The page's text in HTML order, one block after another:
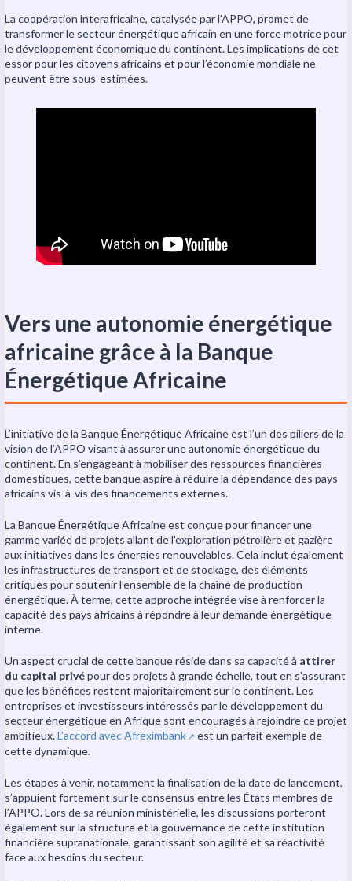
La coopération interafricaine, catalysée par l’APPO, promet de
transformer le secteur énergétique africain en une force motrice pour
le développement économique du continent. Les implications de cet
essor pour les citoyens africains et pour l’économie mondiale ne
peuvent être sous-estimées.
Vers une autonomie énergétique
africaine grâce à la Banque
Énergétique Africaine
L’initiative de la Banque Énergétique Africaine est l’un des piliers de la
vision de l’APPO visant à assurer une autonomie énergétique du
continent. En s’engageant à mobiliser des ressources financières
domestiques, cette banque aspire à réduire la dépendance des pays
africains vis-à-vis des financements externes.
La Banque Énergétique Africaine est conçue pour financer une
gamme variée de projets allant de l’exploration pétrolière et gazière
aux initiatives dans les énergies renouvelables. Cela inclut également
les infrastructures de transport et de stockage, des éléments
critiques pour soutenir l’ensemble de la chaîne de production
énergétique. À terme, cette approche intégrée vise à renforcer la
capacité des pays africains à répondre à leur demande énergétique
interne.
Un aspect crucial de cette banque réside dans sa capacité à attirer
du capital privépour des projets à grande échelle, tout en s’assurant
que les bénéfices restent majoritairement sur le continent. Les
entreprises et investisseurs intéressés par le développement du
secteur énergétique en Afrique sont encouragés à rejoindre ce projet
ambitieux.L’accord avec Afreximbank ↗️ est un parfait exemple de
cette dynamique.
Les étapes à venir, notamment la finalisation de la date de lancement,
s’appuient fortement sur le consensus entre les États membres de
l’APPO. Lors de sa réunion ministérielle, les discussions porteront
également sur la structure et la gouvernance de cette institution
financière supranationale, garantissant son agilité et sa réactivité
face aux besoins du secteur.